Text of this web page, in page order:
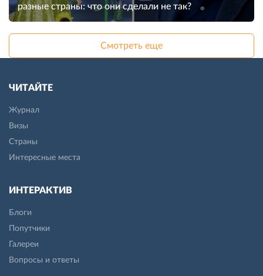
разные страны: что они сделали не так?
Смотреть еще
ЧИТАЙТЕ
Журнал
Визы
Страны
Интересные места
ИНТЕРАКТИВ
Блоги
Попутчики
Галереи
Вопросы и ответы